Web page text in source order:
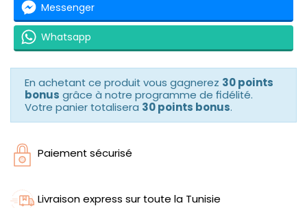
Messenger
Whatsapp
En achetant ce produit vous gagnerez 30 points
bonus grâce à notre programme de fidélité.
Votre panier totalisera 30 points bonus.
Paiement sécurisé
Livraison express sur toute la Tunisie